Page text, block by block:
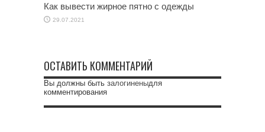
Как вывести жирное пятно с одежды
29.07.2021
ОСТАВИТЬ КОММЕНТАРИЙ
Вы должны быть залогиненыдля
комментирования